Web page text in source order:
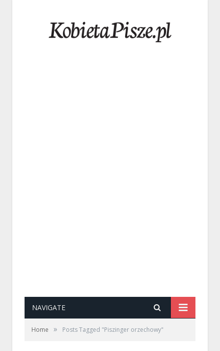
NAVIGATE
Home » Posts Tagged "Piszinger orzechowy"